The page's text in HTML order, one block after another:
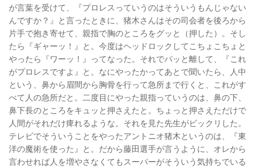
が言葉を受けて、『プロレスっていうのはそういうもんじゃない
んですか？』と言ったときに、猪木さんはその司会者を後ろから
片手で抱き寄せて、親指で胸のところをグッと（押した）。そし
たら『ギャーッ！』と。今度はヘッドロックしてこちょこちょと
やったら『ワーッ！』ってなった。それでパッと離して、『これ
がプロレスですよ』と。なにやったかってあとで聞いたら、人中
という、鼻から眉間から胸骨を行って急所まで行くと、これがす
べて人の急所だと。二度目にやった親指っていうのは、鼻の下、
鼻下長のところをキュッと押さえたと。ちょっと押さえただけで
人間がそれだけ痺れるような。それを見た先生がビックリした。
テレビでそういうことをやったアントニオ猪木というのは、『東
洋の魔術を使った』と。だから藤田選手が言うように、オレから
言わせれば人を増やさなくてもスーパーがそういう気持ちでいる